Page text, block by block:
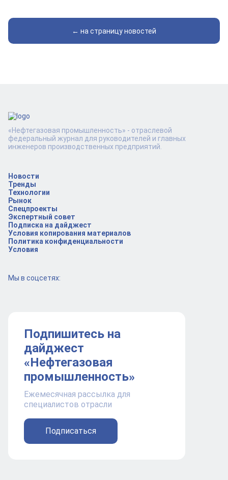
← на страницу новостей
Новости
Тренды
Технологии
Рынок
Спецпроекты
Экспертный совет
Подписка на дайджест
Условия копирования материалов
Политика конфиденциальности
Условия
Мы в соцсетях:
Подпишитесь на
дайджест
«Нефтегазовая
промышленность»
Ежемесячная рассылка для
специалистов отрасли
Подписаться
«Нефтегазовая промышленность» - отраслевой
федеральный журнал для руководителей и главных
инженеров производственных предприятий.